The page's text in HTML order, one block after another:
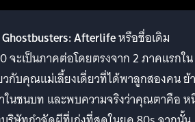
Ghostbusters: Afterlifeหรือชื่อเดิม
จะเป็นภาคต่อโดยตรงจาก 2 ภาคแรกใน
วกับคุณแม่เลี้ยงเดี่ยวที่ได้พาลูกสองคน ย้
นชนบท และพบความจริงว่าคุณตาคือ ห